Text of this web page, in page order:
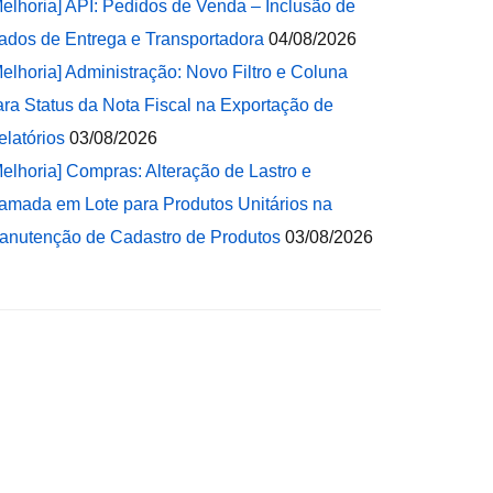
API: Pedidos de Venda – Inclusão de
de Entrega e Transportadora 04/08/2026
Administração: Novo Filtro e Coluna
Status da Nota Fiscal na Exportação de
03/08/2026
Compras: Alteração de Lastro e
em Lote para Produtos Unitários na
de Cadastro de Produtos 03/08/2026